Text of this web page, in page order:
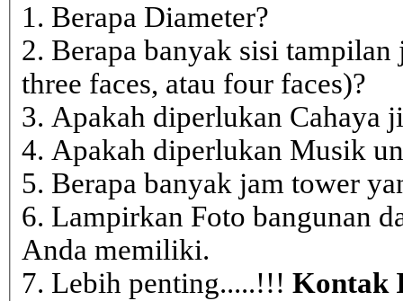
1. Berapa Diameter?
2. Berapa banyak sisi
three faces, atau four faces)?
3. Apakah diperlukan Cahaya
4. Apakah diperlukan Musik
5. Berapa banyak jam tower
6. Lampirkan Foto bangunan
Anda memiliki.
7. Lebih penting.....!!! Kontak